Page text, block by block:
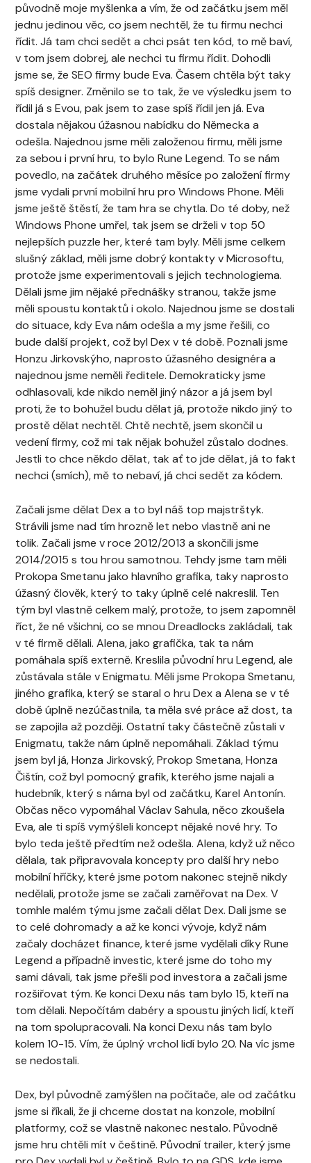
původně moje myšlenka a vím, že od začátku jsem měl
jednu jedinou věc, co jsem nechtěl, že tu firmu nechci
řídit. Já tam chci sedět a chci psát ten kód, to mě baví,
v tom jsem dobrej, ale nechci tu firmu řídit. Dohodli
jsme se, že SEO firmy bude Eva. Časem chtěla být taky
spíš designer. Změnilo se to tak, že ve výsledku jsem to
řídil já s Evou, pak jsem to zase spíš řídil jen já. Eva
dostala nějakou úžasnou nabídku do Německa a
odešla. Najednou jsme měli založenou firmu, měli jsme
za sebou i první hru, to bylo Rune Legend. To se nám
povedlo, na začátek druhého měsíce po založení firmy
jsme vydali první mobilní hru pro Windows Phone. Měli
jsme ještě štěstí, že tam hra se chytla. Do té doby, než
Windows Phone umřel, tak jsem se drželi v top 50
nejlepších puzzle her, které tam byly. Měli jsme celkem
slušný základ, měli jsme dobrý kontakty v Microsoftu,
protože jsme experimentovali s jejich technologiema.
Dělali jsme jim nějaké přednášky stranou, takže jsme
měli spoustu kontaktů i okolo. Najednou jsme se dostali
do situace, kdy Eva nám odešla a my jsme řešili, co
bude další projekt, což byl Dex v té době. Poznali jsme
Honzu Jirkovskýho, naprosto úžasného designéra a
najednou jsme neměli ředitele. Demokraticky jsme
odhlasovali, kde nikdo neměl jiný názor a já jsem byl
proti, že to bohužel budu dělat já, protože nikdo jiný to
prostě dělat nechtěl. Chtě nechtě, jsem skončil u
vedení firmy, což mi tak nějak bohužel zůstalo dodnes.
Jestli to chce někdo dělat, tak ať to jde dělat, já to fakt
nechci (smích), mě to nebaví, já chci sedět za kódem.
Začali jsme dělat Dex a to byl náš top majstrštyk.
Strávili jsme nad tím hrozně let nebo vlastně ani ne
tolik. Začali jsme v roce 2012/2013 a skončili jsme
2014/2015 s tou hrou samotnou. Tehdy jsme tam měli
Prokopa Smetanu jako hlavního grafika, taky naprosto
úžasný člověk, který to taky úplně celé nakreslil. Ten
tým byl vlastně celkem malý, protože, to jsem zapomněl
říct, že né všichni, co se mnou Dreadlocks zakládali, tak
v té firmě dělali. Alena, jako grafička, tak ta nám
pomáhala spíš externě. Kreslila původní hru Legend, ale
zůstávala stále v Enigmatu. Měli jsme Prokopa Smetanu,
jiného grafika, který se staral o hru Dex a Alena se v té
době úplně nezúčastnila, ta měla své práce až dost, ta
se zapojila až později. Ostatní taky částečně zůstali v
Enigmatu, takže nám úplně nepomáhali. Základ týmu
jsem byl já, Honza Jirkovský, Prokop Smetana, Honza
Čištín,což byl pomocný grafik, kterého jsme najali a
hudebník, který s náma byl od začátku, Karel Antonín.
Občas něco vypomáhal Václav Sahula, něco zkoušela
Eva, ale ti spíš vymýšleli koncept nějaké nové hry. To
bylo teda ještě předtím než odešla. Alena, když už něco
dělala, tak připravovala koncepty pro další hry nebo
mobilní hříčky, které jsme potom nakonec stejně nikdy
nedělali, protože jsme se začali zaměřovat na Dex. V
tomhle malém týmu jsme začali dělat Dex. Dali jsme se
to celé dohromady a až ke konci vývoje, když nám
začaly docházet finance, které jsme vydělali díky Rune
Legend a případně investic, které jsme do toho my
sami dávali, tak jsme přešli pod investora a začali jsme
rozšiřovat tým. Ke konci Dexu nás tam bylo 15, kteří na
tom dělali. Nepočítám dabéry a spoustu jiných lidí, kteří
na tom spolupracovali. Na konci Dexu nás tam bylo
kolem 10-15. Vím, že úplný vrchol lidí bylo 20. Na víc jsme
se nedostali.
Dex, byl původně zamýšlen na počítače, ale od začátku
jsme si říkali, že ji chceme dostat na konzole, mobilní
platformy, což se vlastně nakonec nestalo. Původně
jsme hru chtěli mít v češtině. Původní trailer, který jsme